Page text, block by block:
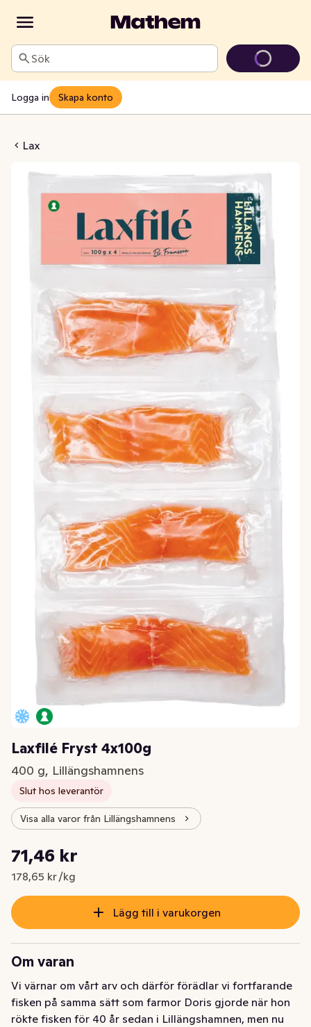
Sök
Logga in Skapa konto
Lax
4x100g
Laxfilé Fryst 4x100g
400 g, Lillängshamnens
Slut hos leverantör
Visa alla varor från Lillängshamnens
Nuvarande pris är: 71,46 kr
71,46 kr
178,65 kr /kg
Styckpris: 178,65 kr /kg
Lägg till i varukorgen
Om varan
Vi värnar om vårt arv och därför förädlar vi fortfarande
fisken på samma sätt som farmor Doris gjorde när hon
rökte fisken för 40 år sedan i Lillängshamnen, men nu